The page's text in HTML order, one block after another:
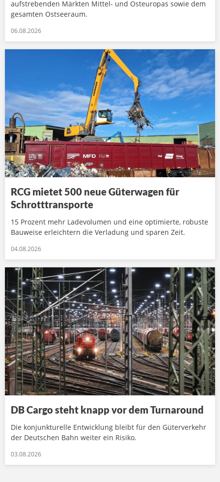
aufstrebenden Märkten Mittel- und Osteuropas sowie dem
gesamten Ostseeraum.
06.08.2026
RCG mietet 500 neue Güterwagen für
Schrotttransporte
15 Prozent mehr Ladevolumen und eine optimierte, robuste
Bauweise erleichtern die Verladung und sparen Zeit.
04.08.2026
DB Cargo steht knapp vor dem Turnaround
Die konjunkturelle Entwicklung bleibt für den Güterverkehr
der Deutschen Bahn weiter ein Risiko.
03.08.2026